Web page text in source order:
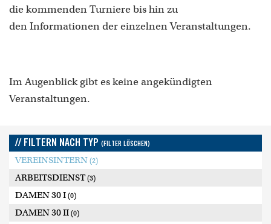
die kommenden Turniere bis hin zu
den Informationen der einzelnen Veranstaltungen.
Im Augenblick gibt es keine angekündigten
Veranstaltungen.
// FILTERN NACH TYP (FILTER LÖSCHEN)
VEREINSINTERN (2)
ARBEITSDIENST(3)
DAMEN 30 I (0)
DAMEN 30 II (0)